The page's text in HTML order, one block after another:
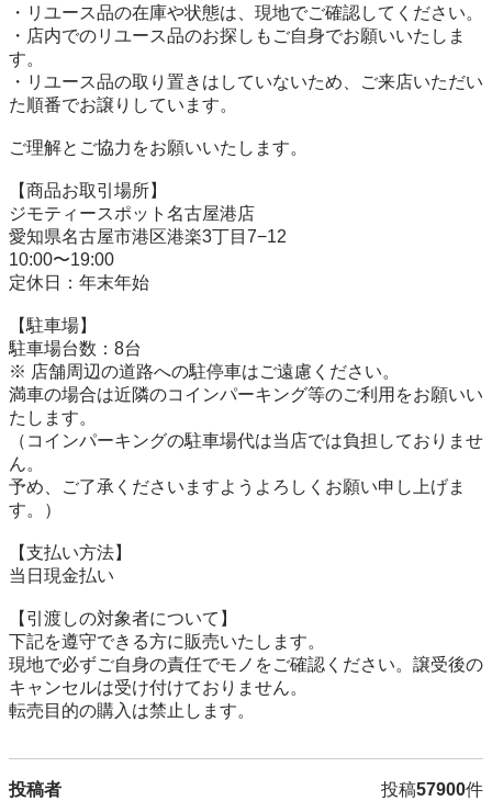
・リユース品の在庫や状態は、現地でご確認してください。
・店内でのリユース品のお探しもご自身でお願いいたしま
す。
・リユース品の取り置きはしていないため、ご来店いただい
た順番でお譲りしています。
ご理解とご協力をお願いいたします。
【商品お取引場所】
ジモティースポット名古屋港店
愛知県名古屋市港区港楽3丁目7−12
10:00〜19:00
定休日：年末年始
【駐⾞場】
駐車場台数：8台
※ 店舗周辺の道路への駐停車はご遠慮ください。
満車の場合は近隣のコインパーキング等のご利用をお願いい
たします。
（コインパーキングの駐車場代は当店では負担しておりませ
ん。
予め、ご了承くださいますようよろしくお願い申し上げま
す。）
【⽀払い⽅法】
当日現金払い
【引渡しの対象者について】
下記を遵守できる⽅に販売いたします。
現地で必ずご⾃⾝の責任でモノをご確認ください。譲受後の
キャンセルは受け付けておりません。
転売⽬的の購⼊は禁⽌します。
投稿者 投稿57900件